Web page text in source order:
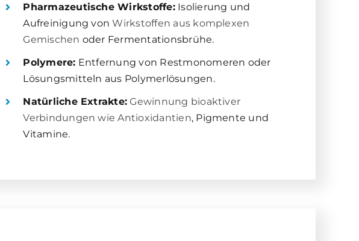
Pharmazeutische Wirkstoffe:Isolierung und
Aufreinigung vonWirkstoffen aus komplexen
Gemischen oder Fermentationsbrühe.
Polymere: Entfernung von Restmonomeren oder
Lösungsmitteln aus Polymerlösungen.
Natürliche Extrakte: Gewinnung bioaktiver
Verbindungen wie Antioxidantien, Pigmente und
Vitamine.